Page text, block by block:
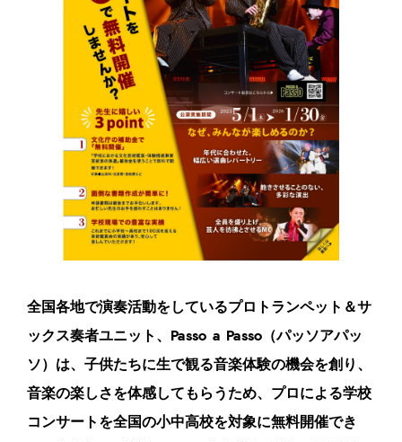
全国各地で演奏活動をしているプロトランペット＆サ
ックス奏者ユニット、Passo a Passo（パッソアパッ
ソ）は、子供たちに生で観る音楽体験の機会を創り、
音楽の楽しさを体感してもらうため、プロによる学校
コンサートを全国の小中高校を対象に無料開催でき